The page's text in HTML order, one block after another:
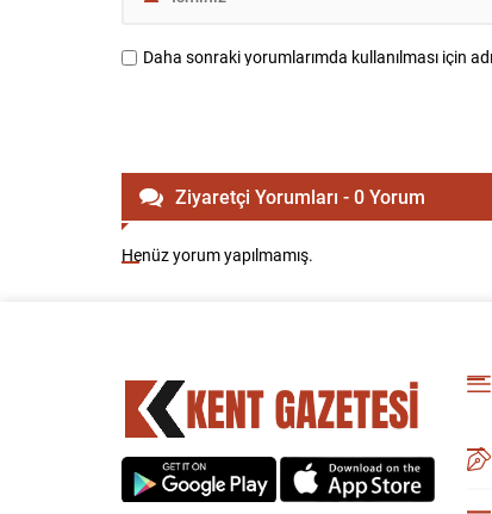
Daha sonraki yorumlarımda kullanılması için
Ziyaretçi Yorumları - 0 Yorum
Henüz yorum yapılmamış.